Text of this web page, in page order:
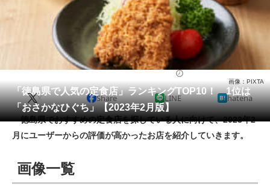
グルメ 地域
教育・育児
リサーチ
会員記事
メディア
注目記事を集めた総合ページ
ITの今と未来を見通す
「徳島県で人気の定食店」ランキングTOP10！ 1位は
「おさかなひぐち」【2023年2月版】
画像：PIXTA
X Share LINE hatena
徳島県でおすすめの定食店を探している人に向けて、2023年2
月にユーザーからの評価が高かったお店を紹介していきます。
画像一覧